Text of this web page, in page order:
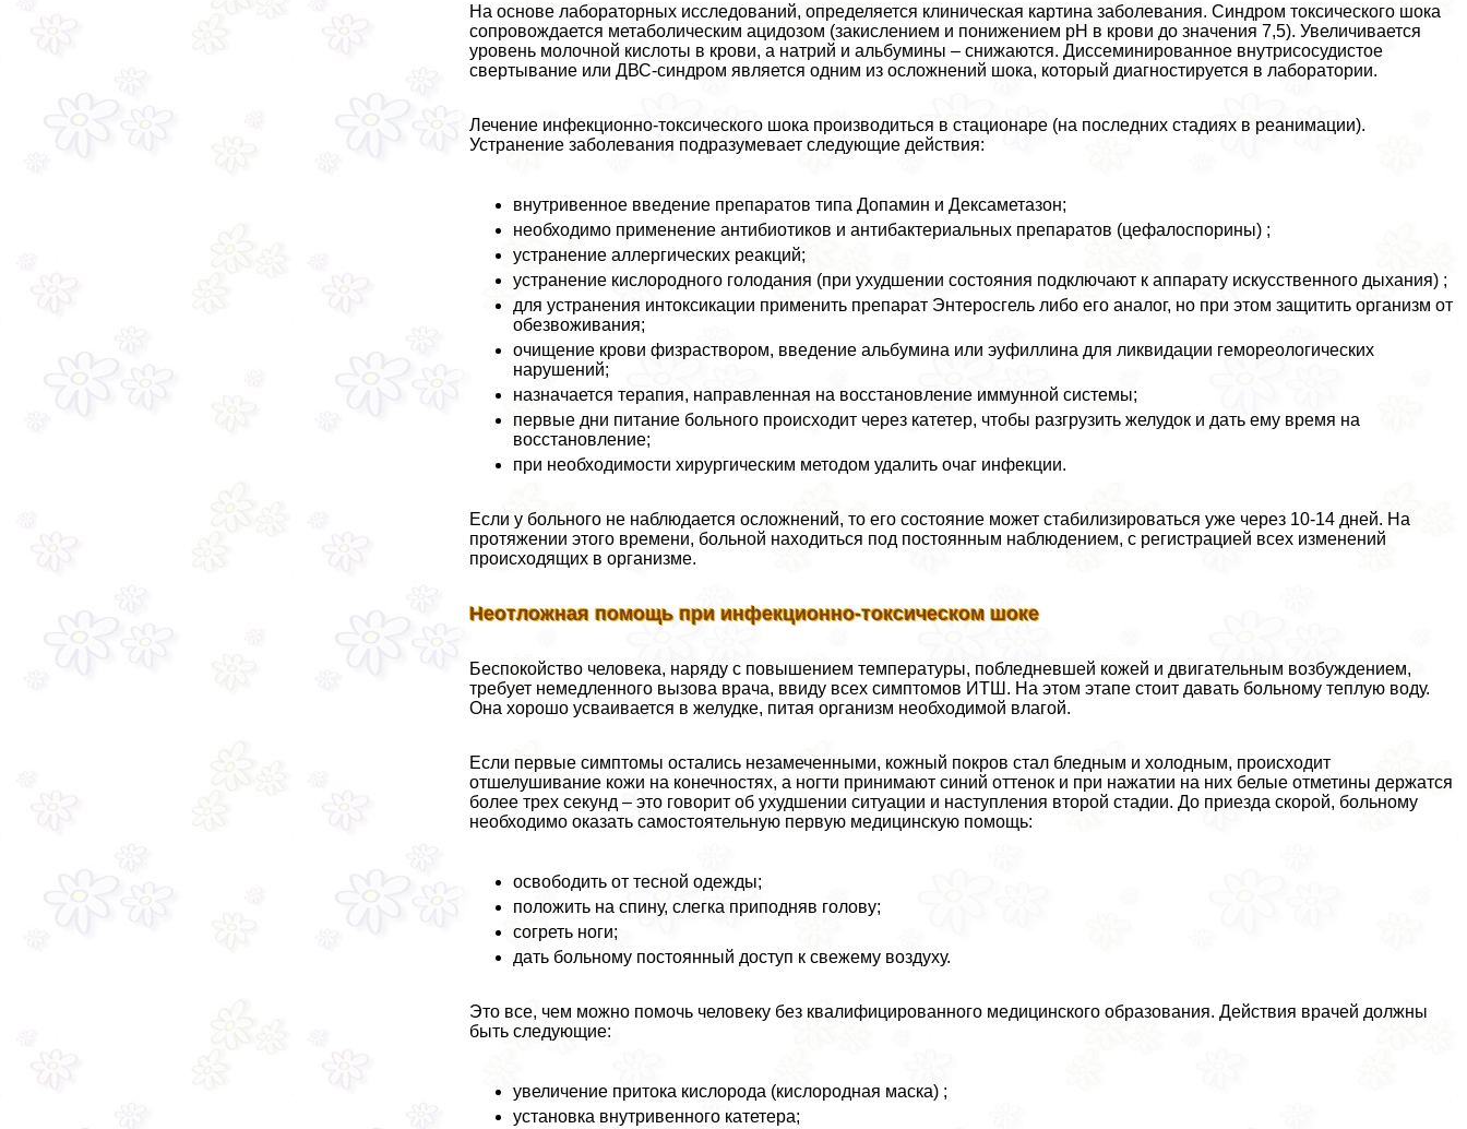
На основе лабораторных исследований, определяется клиническая картина заболевания. Синдром токсического шока
сопровождается метаболическим ацидозом (закислением и понижением pH в крови до значения 7,5). Увеличивается
уровень молочной кислоты в крови, а натрий и альбумины – снижаются. Диссеминированное внутрисосудистое
свертывание или ДВС-синдром является одним из осложнений шока, который диагностируется в лаборатории.
Лечение инфекционно-токсического шока производиться в стационаре (на последних стадиях в реанимации).
Устранение заболевания подразумевает следующие действия:
внутривенное введение препаратов типа Допамин и Дексаметазон;
необходимо применение антибиотиков и антибактериальных препаратов (цефалоспорины) ;
устранение аллергических реакций;
устранение кислородного голодания (при ухудшении состояния подключают к аппарату искусственного дыхания) ;
для устранения интоксикации применить препарат Энтеросгель либо его аналог, но при этом защитить организм от
обезвоживания;
очищение крови физраствором, введение альбумина или эуфиллина для ликвидации гемореологических
нарушений;
назначается терапия, направленная на восстановление иммунной системы;
первые дни питание больного происходит через катетер, чтобы разгрузить желудок и дать ему время на
восстановление;
при необходимости хирургическим методом удалить очаг инфекции.
Если у больного не наблюдается осложнений, то его состояние может стабилизироваться уже через 10-14 дней. На
протяжении этого времени, больной находиться под постоянным наблюдением, с регистрацией всех изменений
происходящих в организме.
Неотложная помощь при инфекционно-токсическом шоке
Беспокойство человека, наряду с повышением температуры, побледневшей кожей и двигательным возбуждением,
требует немедленного вызова врача, ввиду всех симптомов ИТШ. На этом этапе стоит давать больному теплую воду.
Она хорошо усваивается в желудке, питая организм необходимой влагой.
Если первые симптомы остались незамеченными, кожный покров стал бледным и холодным, происходит
отшелушивание кожи на конечностях, а ногти принимают синий оттенок и при нажатии на них белые отметины держатся
более трех секунд – это говорит об ухудшении ситуации и наступления второй стадии. До приезда скорой, больному
необходимо оказать самостоятельную первую медицинскую помощь:
освободить от тесной одежды;
положить на спину, слегка приподняв голову;
согреть ноги;
дать больному постоянный доступ к свежему воздуху.
Это все, чем можно помочь человеку без квалифицированного медицинского образования. Действия врачей должны
быть следующие:
увеличение притока кислорода (кислородная маска) ;
установка внутривенного катетера;